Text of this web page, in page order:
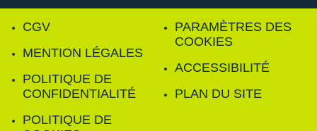
CGV
MENTION LÉGALES
POLITIQUE DE
CONFIDENTIALITÉ
POLITIQUE DE
PARAMÈTRES DES
COOKIES
ACCESSIBILITÉ
PLAN DU SITE